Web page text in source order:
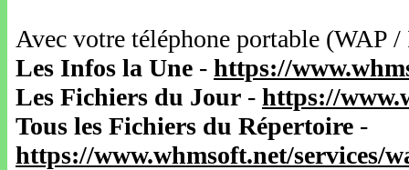
Avec votre téléphone portable
Les Infos la Une - https://
Les Fichiers du Jour - https://
Tous les Fichiers du Répertoire -
https://www.whmsoft.net/services/